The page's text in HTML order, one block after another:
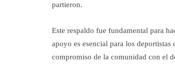
partieron.
Este respaldo fue fundamental para
apoyo es esencial para los
compromiso de la comunidad con el